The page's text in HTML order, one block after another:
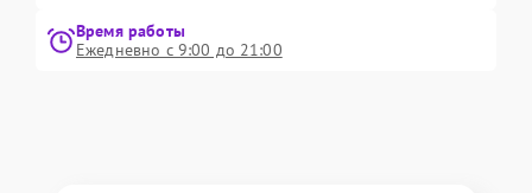
Время работы
Ежедневно с 9:00 до 21:00